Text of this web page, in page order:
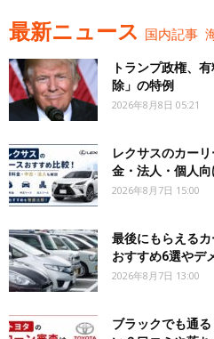
最新ニュース 国内記事
トランプ政権、
除」の特例
2026年8月8日 05:21
レクサスのカー
金・法人・個人
2026年8月7日 15:00
最後にもらえる
おすすめ6選やデ
2026年8月7日 13:00
ブラックでも通